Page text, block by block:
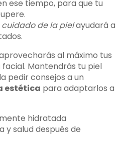
ese tiempo, para que tu
cuidado de la pielayudará a
al máximo tus
Mantendrás tu piel
pedir consejos a un
estética para adaptarlos a
hidratada
y salud después de